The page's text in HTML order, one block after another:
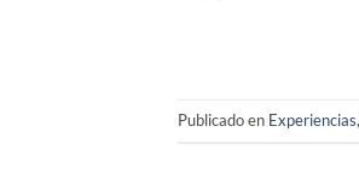
Publicado en Experiencias,